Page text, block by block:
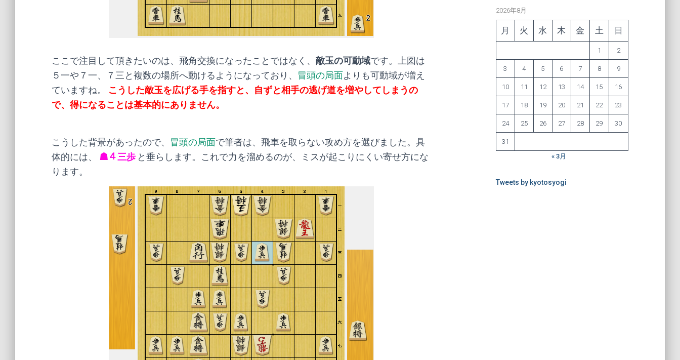
ここで注目して頂きたいのは、飛角交換になったことではなく、 敵玉の可動域です。上図は
５一や７一、７三と複数の場所へ動けるようになっており、 冒頭の局面よりも可動域が増え
ていますね。
こうした敵玉を広げる手を指すと、自ずと相手の逃げ道を増やしてしまうの
で、得になることは基本的にありません。
こうした背景があったので、 冒頭の局面で筆者は、飛車を取らない攻め方を選びました。具
体的には、
☗４三歩 と垂らします。これで力を溜めるのが、ミスが起こりにくい寄せ方にな
ります。
2026年8月
月 火 水 木 金 土 日
1 2
3 4 5 6 7 8 9
10 11 12 13 14 15 16
17 18 19 20 21 22 23
24 25 26 27 28 29 30
31
« 3月
Tweets by kyotosyogi